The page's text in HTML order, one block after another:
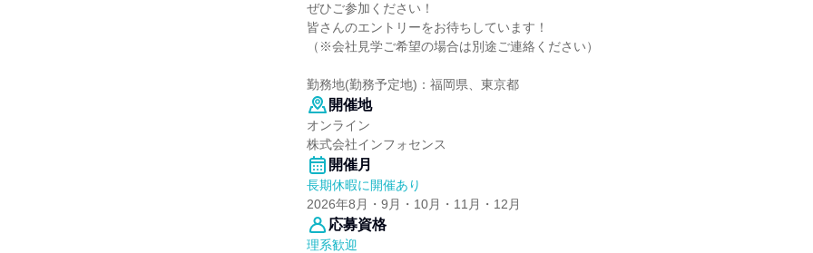
ぜひご参加ください！
皆さんのエントリーをお待ちしています！
（※会社見学ご希望の場合は別途ご連絡ください）
勤務地(勤務予定地)：福岡県、東京都
開催地
オンライン
株式会社インフォセンス
開催月
長期休暇に開催あり
2026年8月・9月・10月・11月・12月
応募資格
理系歓迎